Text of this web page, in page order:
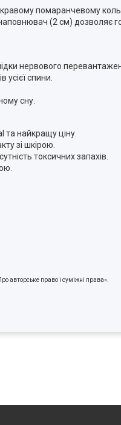
помаранчевому
(2 см) дозволяє
нервового
спини.
сну.
та найкращу ціну.
зі шкірою.
токсичних запахів.
авторське право і суміжні права».